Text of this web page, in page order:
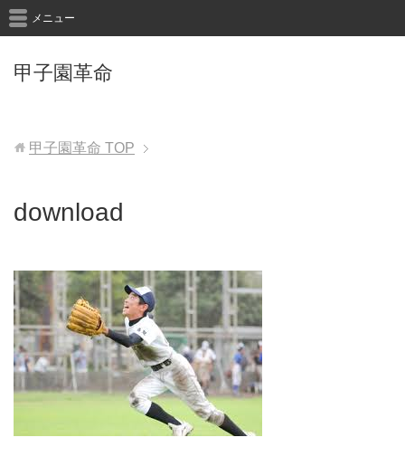
甲子園革命
メニュー
甲子園革命 TOP
download